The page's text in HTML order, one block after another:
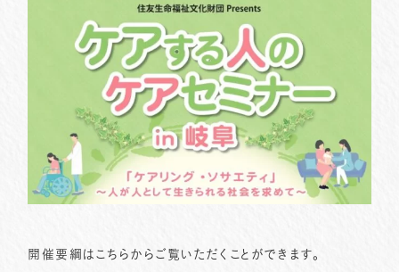
開催要綱はこちらからご覧いただくことができます。